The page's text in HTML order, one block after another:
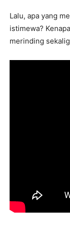
Lalu, apa yang
istimewa?
merinding